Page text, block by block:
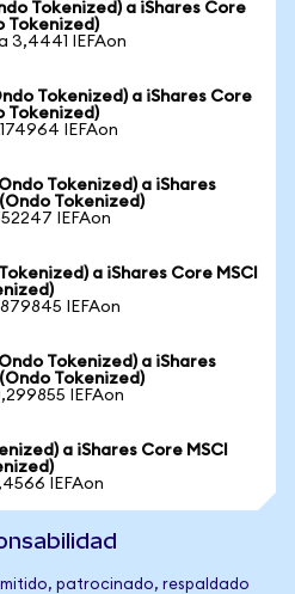
Tokenized) a iShares Core
Tokenized)
3,4441 IEFAon
Tokenized) a iShares Core
Tokenized)
IEFAon
Tokenized) a iShares
(Ondo Tokenized)
IEFAon
a iShares Core MSCI
IEFAon
Tokenized) a iShares
(Ondo Tokenized)
IEFAon
a iShares Core MSCI
IEFAon
patrocinado, respaldado